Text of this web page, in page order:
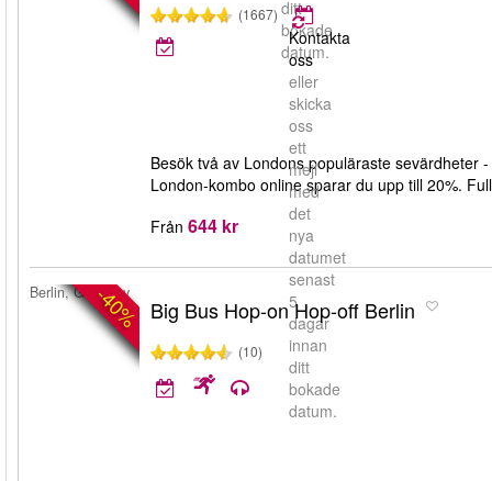
ditt
bokade
datum.
(1667)
Kontakta
oss
eller
skicka
oss
ett
mejl
med
det
nya
datumet
senast
5
dagar
innan
ditt
bokade
datum.
Besök två av Londons populäraste sevärdheter
London-kombo online sparar du upp till 20%.
Från 644 kr
-40%
Berlin, Germany
Big Bus Hop-on Hop-off Berlin
(10)